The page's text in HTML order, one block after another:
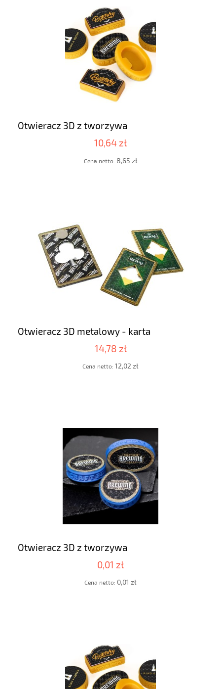
Otwieracz 3D z tworzywa
10,64 zł
Cena netto: 8,65 zł
Otwieracz 3D metalowy - karta
14,78 zł
Cena netto: 12,02 zł
Otwieracz 3D z tworzywa
0,01 zł
Cena netto: 0,01 zł